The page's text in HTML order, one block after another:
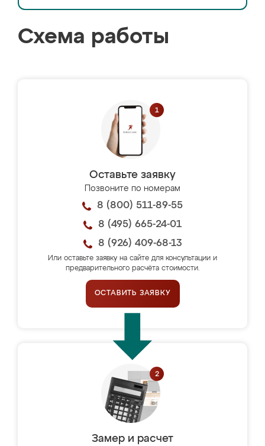
Схема работы
Оставьте заявку
Позвоните по номерам
8 (800) 511-89-55
8 (495) 665-24-01
8 (926) 409-68-13
Или оставьте заявку на сайте для консультации и
предварительного расчёта стоимости.
ОСТАВИТЬ ЗАЯВКУ
Замер и расчет